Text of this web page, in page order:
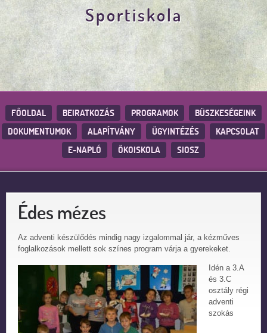
Sportiskola
FŐOLDAL BEIRATKOZÁS PROGRAMOK
BÜSZKESÉGEINK
DOKUMENTUMOK
ALAPÍTVÁNY ÜGYINTÉZÉS
KAPCSOLAT
E-NAPLÓ
ÖKOISKOLA SIOSZ
Édes mézes
Az adventi készülődés mindig nagy izgalommal jár, a kézműves
foglalkozások mellett sok színes program várja a gyerekeket.
Idén a 3.A
és 3.C
osztály régi
adventi
szokás